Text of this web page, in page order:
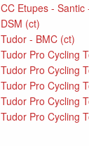
CC Etupes - Santic
DSM (ct)
Tudor - BMC (ct)
Tudor Pro Cycling
Tudor Pro Cycling
Tudor Pro Cycling
Tudor Pro Cycling
Tudor Pro Cycling